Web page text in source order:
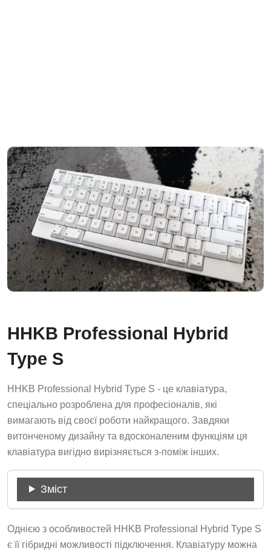
HHKB Professional Hybrid
Type S
HHKB Professional Hybrid Type S - це клавіатура,
спеціально розроблена для професіоналів, які
вимагають від своєї роботи найкращого. Завдяки
витонченому дизайну та вдосконаленим функціям ця
клавіатура вигідно вирізняється з-поміж інших.
Зміст
Однією з особливостей HHKB Professional Hybrid Type S
є її гібридні можливості підключення. Клавіатуру можна